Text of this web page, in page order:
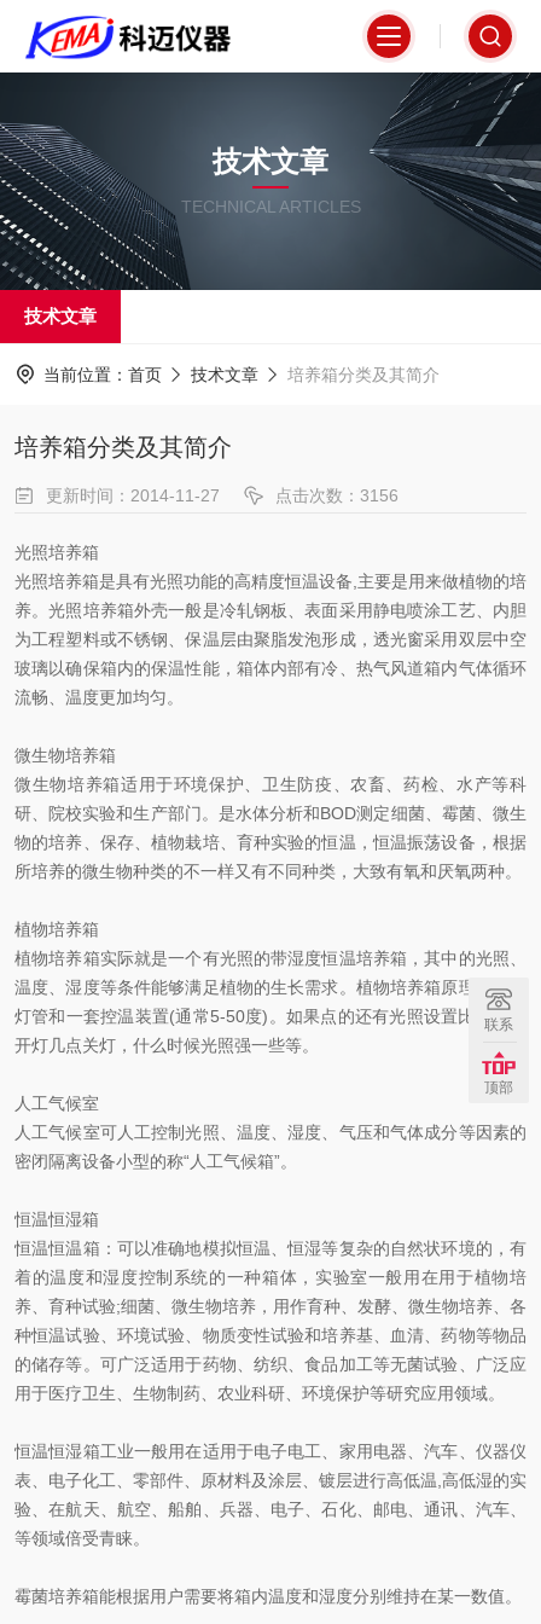
技术文章
TECHNICAL ARTICLES
技术文章
当前位置： 首页 技术文章 培养箱分类及其简介
培养箱分类及其简介
更新时间：2014-11-27 点击次数：3156
光照培养箱
光照培养箱是具有光照功能的高精度恒温设备,主要是用来做植物的培
养。光照培养箱外壳一般是冷轧钢板、表面采用静电喷涂工艺、内胆
为工程塑料或不锈钢、保温层由聚脂发泡形成，透光窗采用双层中空
玻璃以确保箱内的保温性能，箱体内部有冷、热气风道箱内气体循环
流畅、温度更加均匀。
微生物培养箱
微生物培养箱适用于环境保护、卫生防疫、农畜、药检、水产等科
研、院校实验和生产部门。是水体分析和BOD测定细菌、霉菌、微生
物的培养、保存、植物栽培、育种实验的恒温，恒温振荡设备，根据
所培养的微生物种类的不一样又有不同种类，大致有氧和厌氧两种。
植物培养箱
植物培养箱实际就是一个有光照的带湿度恒温培养箱，其中的光照、
温度、湿度等条件能够满足植物的生长需求。植物培养箱原理是几组
灯管和一套控温装置(通常5-50度)。如果点的还有光照设置比如几点
开灯几点关灯，什么时候光照强一些等。
人工气候室
人工气候室可人工控制光照、温度、湿度、气压和气体成分等因素的
密闭隔离设备小型的称“人工气候箱”。
恒温恒湿箱
恒温恒温箱：可以准确地模拟恒温、恒湿等复杂的自然状环境的，有
着的温度和湿度控制系统的一种箱体，实验室一般用在用于植物培
养、育种试验;细菌、微生物培养，用作育种、发酵、微生物培养、各
种恒温试验、环境试验、物质变性试验和培养基、血清、药物等物品
的储存等。可广泛适用于药物、纺织、食品加工等无菌试验、广泛应
用于医疗卫生、生物制药、农业科研、环境保护等研究应用领域。
恒温恒湿箱工业一般用在适用于电子电工、家用电器、汽车、仪器仪
表、电子化工、零部件、原材料及涂层、镀层进行高低温,高低湿的实
验、在航天、航空、船舶、兵器、电子、石化、邮电、通讯、汽车、
等领域倍受青睐。
霉菌培养箱能根据用户需要将箱内温度和湿度分别维持在某一数值。
联系
顶部